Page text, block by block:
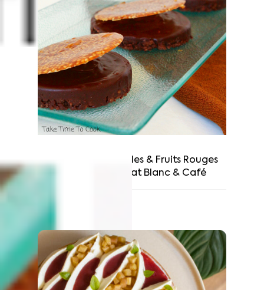
Tarte aux Myrtilles & Fruits Rouges
Entremet Chocolat Blanc & Café
RELATED POSTS